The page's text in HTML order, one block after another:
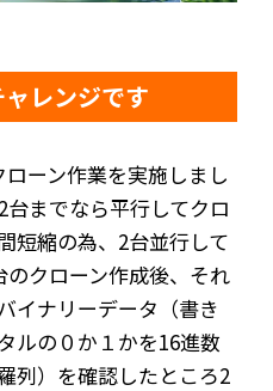
レンジです
ーン作業を実施しまし
までなら平行してクロ
短縮の為、2台並行して
クローン作成後、それ
イナリーデータ（書き
ルの０か１かを16進数
列）を確認したところ2